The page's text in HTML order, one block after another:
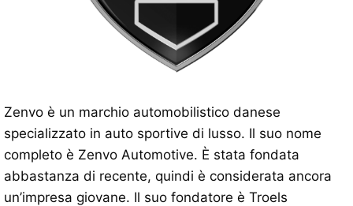
Zenvo è un marchio automobilistico danese
specializzato in auto sportive di lusso. Il suo nome
completo è Zenvo Automotive. È stata fondata
abbastanza di recente, quindi è considerata ancora
un’impresa giovane. Il suo fondatore è Troels